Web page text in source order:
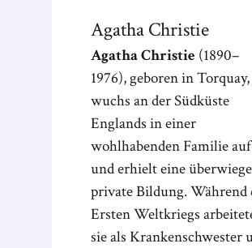
AgathaChristie
Agatha Christie (1890–
1976), geboren in Torquay,
wuchs an der Südküste
Englands in einer
wohlhabenden Familie auf
und erhielt eine
private Bildung. Während
Ersten Weltkriegs
sie als Krankenschwester